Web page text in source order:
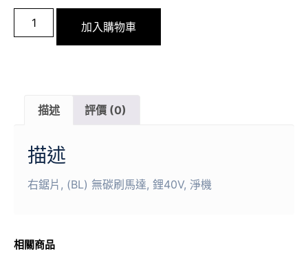
加入購物車
描述 評價 (0)
描述
右鋸片, (BL) 無碳刷馬達, 鋰40V, 淨機
相關商品